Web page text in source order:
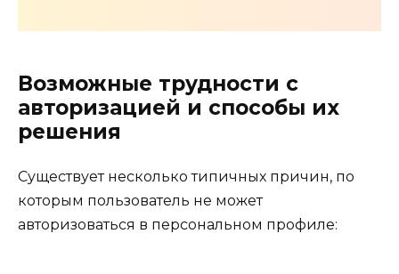
Возможные трудности с
авторизацией и способы их
решения
Существует несколько типичных причин, по
которым пользователь не может
авторизоваться в персональном профиле: